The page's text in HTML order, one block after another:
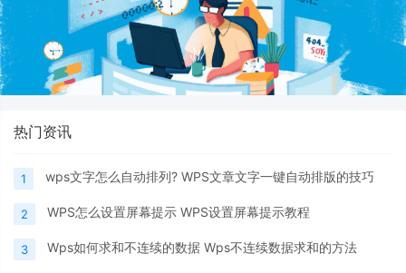
热门资讯
1 wps文字怎么自动排列? WPS文章文字一键自动排版的技巧
2 WPS怎么设置屏幕提示 WPS设置屏幕提示教程
3 Wps如何求和不连续的数据 Wps不连续数据求和的方法